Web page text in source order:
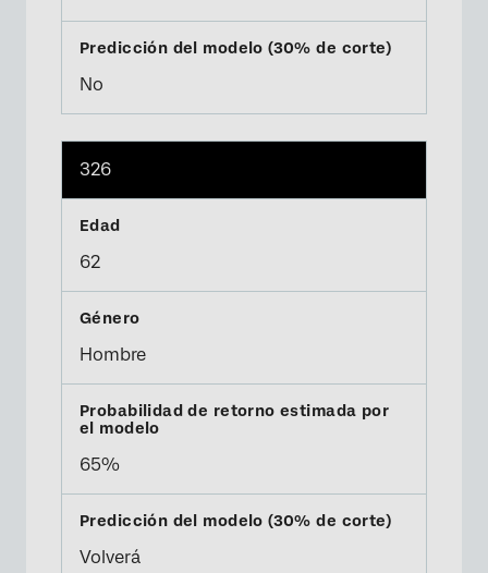
No
326
62
Hombre
65%
Volverá